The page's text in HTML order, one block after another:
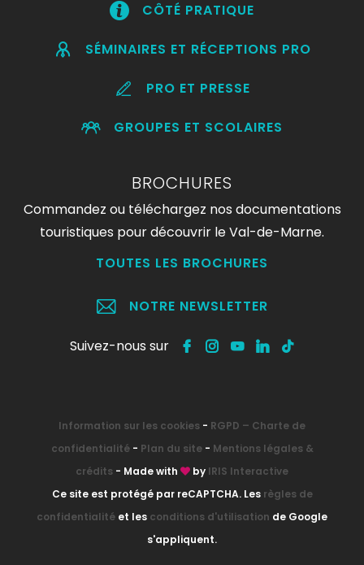
CÔTÉ PRATIQUE
SÉMINAIRES ET RÉCEPTIONS PRO
PRO ET PRESSE
GROUPES ET SCOLAIRES
BROCHURES
Commandez ou téléchargez nos documentations
touristiques pour découvrir le Val-de-Marne.
TOUTES LES BROCHURES
NOTRE NEWSLETTER
Suivez-nous sur
Information sur les cookies - RGPD – Charte de
confidentialité- Plan du site- Mentions légales &
crédits - Made with by IRIS Interactive
Ce site est protégé par reCAPTCHA. Les règles de
confidentialité et les conditions d'utilisation de Google
s'appliquent.